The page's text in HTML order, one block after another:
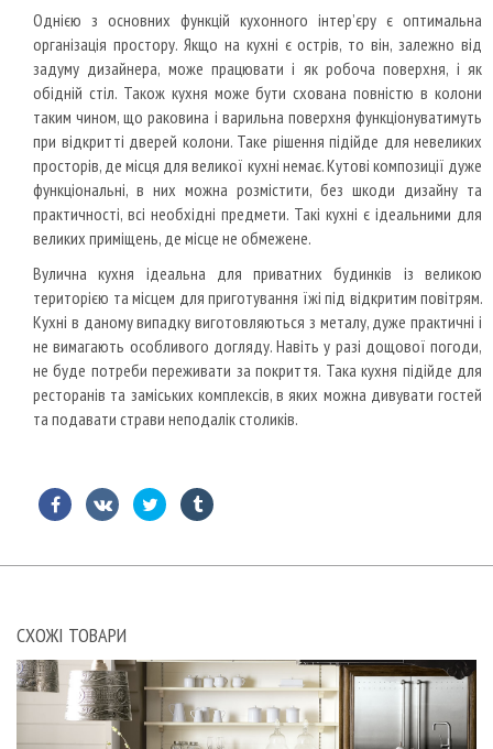
Однією з основних функцій кухонного інтер’єру є оптимальна
організація простору. Якщо на кухні є острів, то він, залежно від
задуму дизайнера, може працювати і як робоча поверхня, і як
обідній стіл. Також кухня може бути схована повністю в колони
таким чином, що раковина і варильна поверхня функціонуватимуть
при відкритті дверей колони. Таке рішення підійде для невеликих
просторів, де місця для великої кухні немає.Кутові композиції дуже
функціональні, в них можна розмістити, без шкоди дизайну та
практичності, всі необхідні предмети. Такі кухні є ідеальними для
великих приміщень, де місце не обмежене.
Вулична кухня ідеальна для приватних будинків із великою
територією та місцем для приготування їжі під відкритим повітрям.
Кухні в даному випадку виготовляються з металу, дуже практичні і
не вимагають особливого догляду. Навіть у разі дощової погоди,
не буде потреби переживати за покриття. Така кухня підійде для
ресторанів та заміських комплексів, в яких можна дивувати гостей
та подавати страви неподалік столиків.
СХОЖІ ТОВАРИ